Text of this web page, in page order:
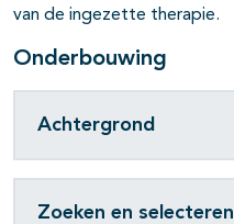
van de ingezette therapie.
Onderbouwing
Achtergrond
Zoeken en selecteren